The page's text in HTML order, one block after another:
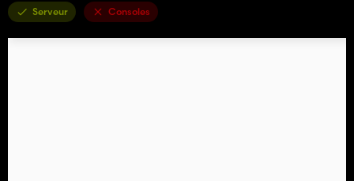
Serveur Consoles